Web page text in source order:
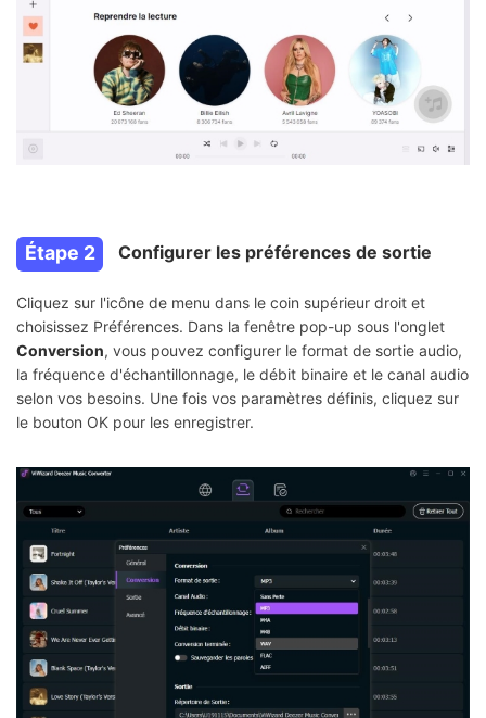
Étape 2 Configurer les préférences de sortie
Cliquez sur l'icône de menu dans le coin supérieur droit et
choisissez Préférences. Dans la fenêtre pop-up sous l'onglet
Conversion, vous pouvez configurer le format de sortie audio,
la fréquence d'échantillonnage, le débit binaire et le canal audio
selon vos besoins. Une fois vos paramètres définis, cliquez sur
le bouton OK pour les enregistrer.